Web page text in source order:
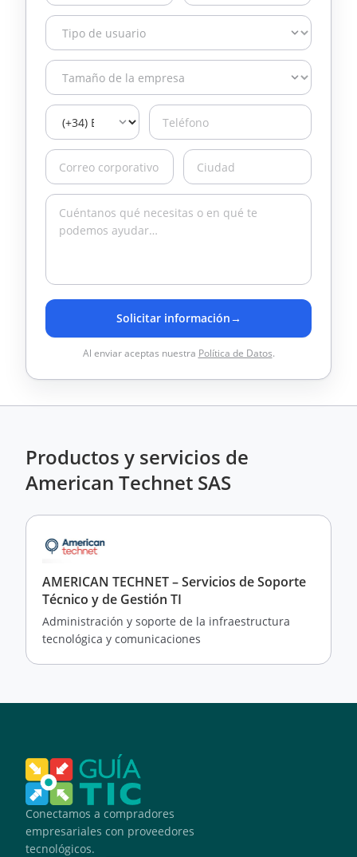
Solicitar información→
Al enviar aceptas nuestra Política de Datos.
Productos y servicios de
American Technet SAS
AMERICAN TECHNET – Servicios de Soporte
Técnico y de Gestión TI
Administración y soporte de la infraestructura
tecnológica y comunicaciones
Conectamos a compradores
empresariales con proveedores
tecnológicos.